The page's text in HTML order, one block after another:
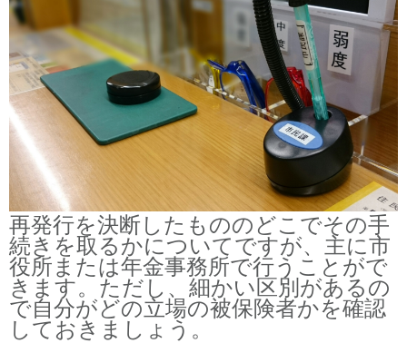
再発行を決断したもののどこでその手
続きを取るかについてですが、主に市
役所または年金事務所で行うことがで
きます。ただし、細かい区別があるの
で自分がどの立場の被保険者かを確認
しておきましょう。